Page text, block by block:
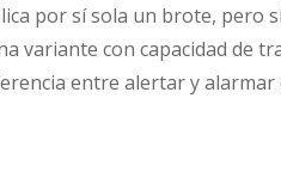
por sí sola un brote, pero
variante con capacidad de
entre alertar y alarmar